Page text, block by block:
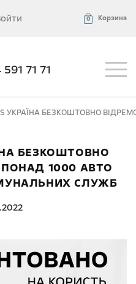
0 Корзина
71 71
УКРАЇНА БЕЗКОШТОВНО
БЕЗКОШТОВНО
1000 АВТО
СЛУЖБ